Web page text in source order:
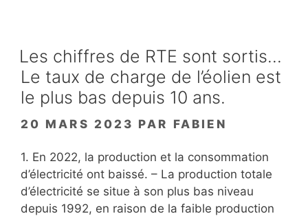
Les chiffres de RTE sont sortis…
Le taux de charge de l’éolien est
le plus bas depuis 10 ans.
20 MARS 2023 PAR FABIEN
1. En 2022, la production et la consommation
d’électricité ont baissé. – La production totale
d’électricité se situe à son plus bas niveau
depuis 1992, en raison de la faible production